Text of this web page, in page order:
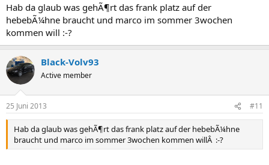
Hab da glaub was gehÃ¶rt das frank platz auf der
hebebÃ¼hne braucht und marco im sommer 3wochen
kommen will :-?
Black-Volv93
Active member
25 Juni 2013 #11
Hab da glaub was gehÃ¶rt das frank platz auf der hebebÃ¼hne
braucht und marco im sommer 3wochen kommen willÂ :-?